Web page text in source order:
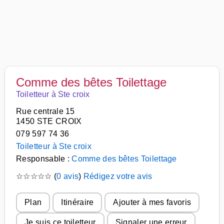
Comme des bêtes Toilettage
Toiletteur à Ste croix
Rue centrale 15
1450 STE CROIX
079 597 74 36
Toiletteur à Ste croix
Responsable :Comme des bêtes Toilettage
☆☆☆☆☆ (0 avis) Rédigez votre avis
Plan Itinéraire Ajouter à mes favoris
Je suis ce toiletteur Signaler une erreur